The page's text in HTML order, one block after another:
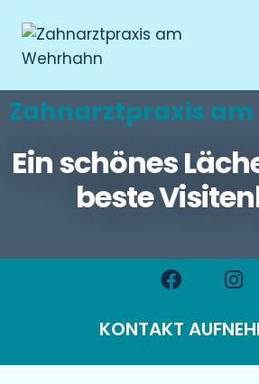
Zahnarztpraxis
Ein schönes
beste
KONTAKT